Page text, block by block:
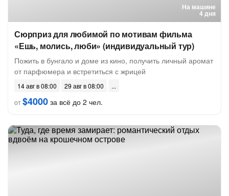
На машине
4 дня
Сюрприз для любимой по мотивам фильма
«Ешь, молись, люби» (индивидуальный тур)
Пожить в бунгало и доме из кино, получить личный аромат
от парфюмера и встретиться с жрицей
14 авг в 08:00
29 авг в 08:00
от$4000 за всё до 2 чел.